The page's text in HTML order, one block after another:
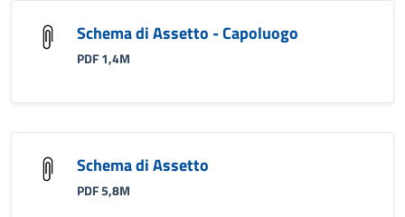
Schema di Assetto - Capoluogo
PDF 1,4M
Schema di Assetto
PDF 5,8M